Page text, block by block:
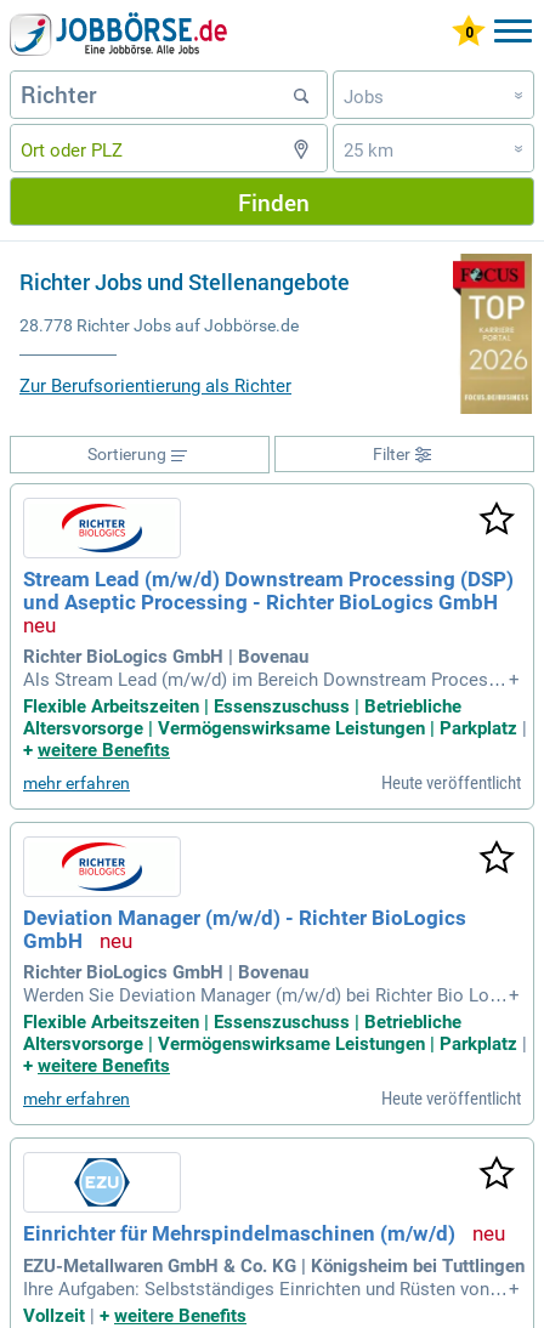
Jobs »
25 km »
Finden
Richter Jobs und Stellenangebote
28.778 Richter Jobs auf Jobbörse.de
Zur Berufsorientierung als Richter
Filter
Sortierung
Stream Lead (m/w/d) Downstream Processing (DSP)
und Aseptic Processing - Richter BioLogics GmbH
Richter BioLogics GmbH | Bovenau
Als Stream Lead (m/w/d) im Bereich Downstream Processi
ng und Aseptic Processing in Bovenau sind Sie der zentrale
Ansprechpartner in interdisziplinären Teams. Ihre Hauptaufg
abe umfasst die effektive Koordination von Teilprozessen in
bei stellen Sie die Einhaltung von GMP-Vorgaben sowie die
Qualität der Dokumentation sicher. Neben fachlicher Komm
unikation mit Kunden arbeiten Sie eng mit Prozessingenieur
en und der Gesamtprojektleitung zusammen. Sie unterstütz
en die Erstellung projektspezifischer Dokumente und wirken
bei Prozessvalidierungen mit. Voraussetzung ist ein abgesc
hlossenes naturwissenschaftliches Masterstudium sowie K
enntnisse in Bioverfahrenstechnik und aseptischem Arbeite
n.
+
Flexible Arbeitszeiten | Essenszuschuss | Betriebliche
Altersvorsorge | Vermögenswirksame Leistungen | Parkplatz |
+ weitere Benefits
mehr erfahren Heute veröffentlicht
Deviation Manager (m/w/d) - Richter BioLogics
GmbH
Richter BioLogics GmbH | Bovenau
Werden Sie Deviation Manager (m/w/d) bei Richter Bio Logi
cs in Bovenau und tragen Sie zur Qualität biopharmazeutisc
her Herstellprozesse bei. In dieser Schlüsselposition sind S
ie verantwortlich für die eigenständige Bearbeitung produkti
wischen verschiedenen Abteilungen. Sie führen strukturierte
Root-Cause-Analysen durch und kommunizieren effektiv mit
internen sowie externen Stakeholdern. Voraussetzung ist ei
n abgeschlossenes naturwissenschaftliches Masterstudiu
m und mehrjährige Erfahrung in der biopharmazeutischen In
dustrie. Zudem benötigen Sie Kenntnisse in GMP-Anforderu
ngen und modernen QM-Systemen. Genießen Sie Vorteile wi
e mobiles Arbeiten, individuelle Weiterbildung und großzügi
ge Urlaubstage.
+
Flexible Arbeitszeiten | Essenszuschuss | Betriebliche
Altersvorsorge | Vermögenswirksame Leistungen | Parkplatz
+ weitere Benefits
mehr erfahren Heute veröffentlicht
Einrichter für Mehrspindelmaschinen (m/w/d)
EZU-Metallwaren GmbH & Co. KG | Königsheim bei Tuttlingen
Ihre Aufgaben: Selbstständiges Einrichten und Rüsten von
Mehrspindeldrehmaschinen Optimierung und Überwachung
+
Vollzeit | + weitere Benefits